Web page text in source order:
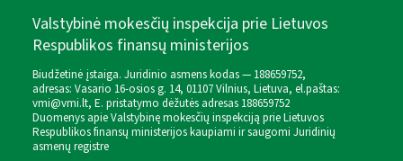
Valstybinė mokesčių inspekcija prie Lietuvos
Respublikos finansų ministerijos
Biudžetinė įstaiga. Juridinio asmens kodas — 188659752,
adresas: Vasario 16-osios g. 14, 01107 Vilnius, Lietuva, el.paštas:
vmi@vmi.lt, E. pristatymo dėžutės adresas 188659752
Duomenys apie Valstybinę mokesčių inspekciją prie Lietuvos
Respublikos finansų ministerijos kaupiami ir saugomi Juridinių
asmenų registre